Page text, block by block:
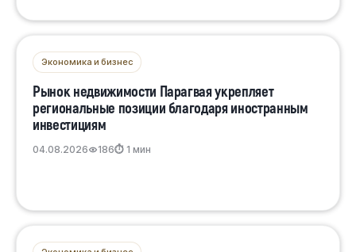
Экономика и бизнес
Рынок недвижимости Парагвая укрепляет
региональные позиции благодаря иностранным
инвестициям
04.08.2026 186⏱ 1 мин